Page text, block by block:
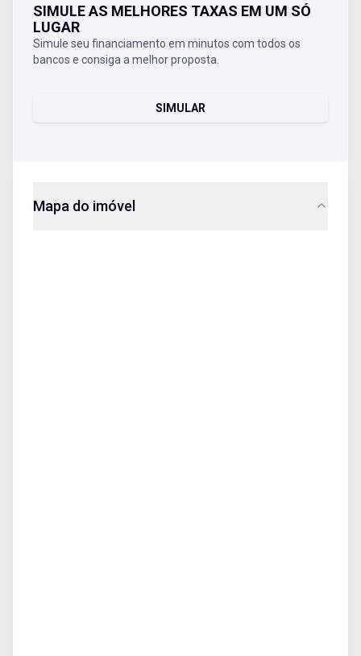
SIMULE AS MELHORES TAXAS EM UM SÓ
LUGAR
Simule seu financiamento em minutos com todos os
bancos e consiga a melhor proposta.
SIMULAR
Mapa do imóvel